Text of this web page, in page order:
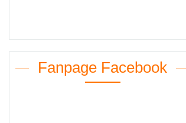
Fanpage Facebook